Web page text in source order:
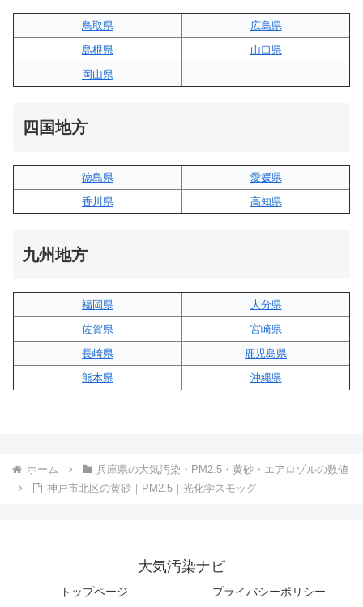
鳥取県
広島県
島根県
山口県
岡山県
–
四国地方
徳島県
愛媛県
香川県
高知県
九州地方
福岡県
大分県
佐賀県
宮崎県
長崎県
鹿児島県
熊本県
沖縄県
ホーム
兵庫県の大気汚染・PM2.5・黄砂・エアロゾルの数値
神戸市北区の黄砂｜PM2.5｜光化学スモッグ
大気汚染ナビ
トップページ プライバシーポリシー